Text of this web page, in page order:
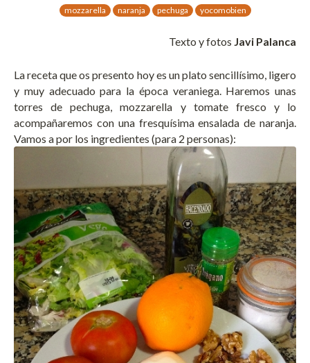
mozzarella naranja pechuga yocomobien
Texto y fotos Javi Palanca
La receta que os presento hoy es un plato sencillísimo, ligero
y muy adecuado para la época veraniega. Haremos unas
torres de pechuga, mozzarella y tomate fresco y lo
acompañaremos con una fresquísima ensalada de naranja.
Vamos a por los ingredientes (para 2 personas):